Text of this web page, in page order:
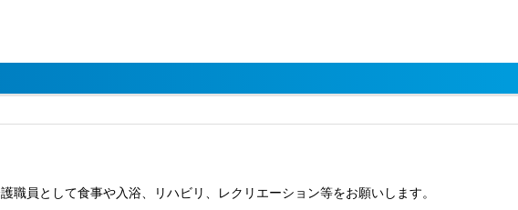
職員として食事や入浴、リハビリ、レクリエーション等をお願いします。